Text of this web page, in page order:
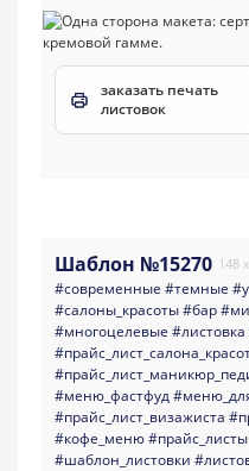
заказать печать
листовок
Шаблон №15270 148
#современные #темные
#салоны_красоты#бар
#многоцелевые #листовка
#меню_фастфуд
#прайс_лист_визажиста
#кофе_меню#прайс_листы
#шаблон_листовки